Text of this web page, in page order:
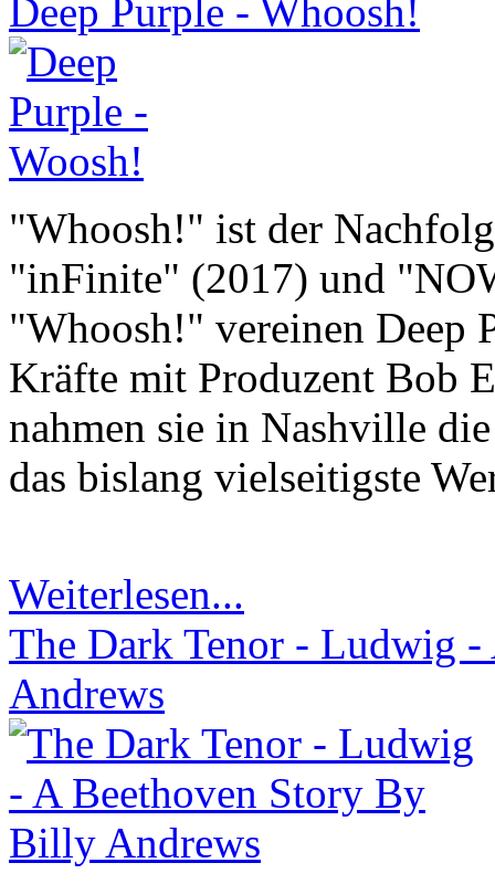
Deep Purple - Whoosh!
"Whoosh!" ist der
"inFinite" (2017) und
"Whoosh!" vereinen Deep
Kräfte mit Produzent Bob
nahmen sie in Nashville
das bislang vielseitigste
Weiterlesen...
The Dark Tenor - Ludwig
Andrews